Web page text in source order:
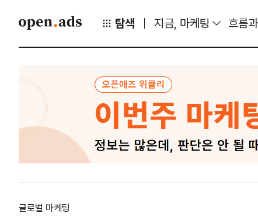
탐색 지금, 마케팅 흐름
글로벌 마케팅